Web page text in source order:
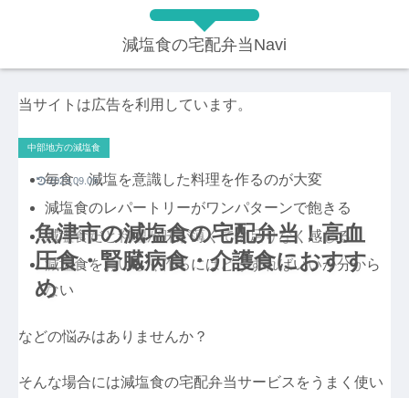
減塩食の宅配弁当Navi
当サイトは広告を利用しています。
魚津市の減塩食の宅配弁当！高血
圧食・腎臓病食・介護食におすす
め
中部地方の減塩食
2023.09.09
毎食、減塩を意識した料理を作るのが大変
減塩食のレパートリーがワンパターンで飽きる
減塩食だと料理が味が薄くて物足りなく感じる
減塩食をおいしく作るにはどうすればいいか分から
ない
などの悩みはありませんか？
そんな場合には減塩食の宅配弁当サービスをうまく使い